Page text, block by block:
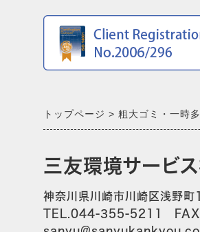
トップページ 粗大ゴミ・一時
三友環境サービ
神奈川県川崎市川崎区浅野
TEL.044-355-5211